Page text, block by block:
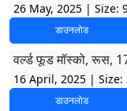
26 May, 2025 | Size:
डाउनलोड
वर्ल्ड फूड मॉस्को, रूस,
16 April, 2025 | Size:
डाउनलोड